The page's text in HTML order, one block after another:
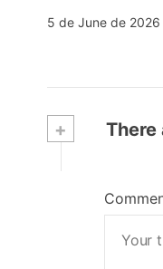
5 de June de 2026
+ There